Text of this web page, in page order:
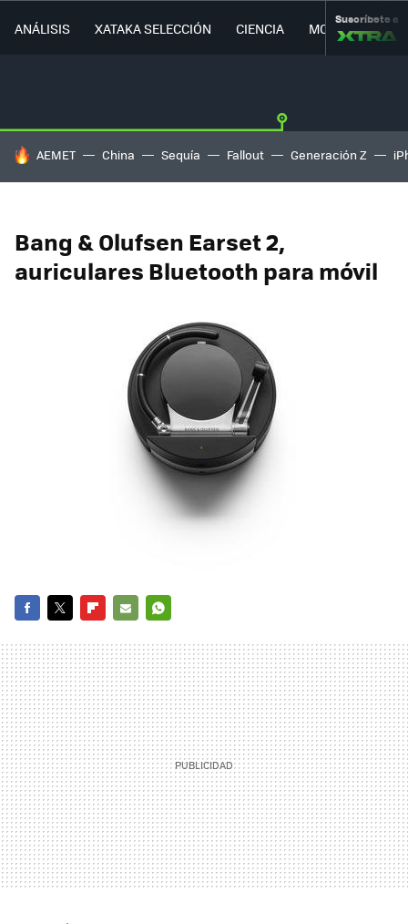
ANÁLISIS XATAKA SELECCIÓN CIENCIA MOVILIDAD
Suscríbete a
HOY SE HABLA DE
AEMET China Sequía Fallout Generación Z
Bang & Olufsen Earset 2,
auriculares Bluetooth para móvil
MAIL